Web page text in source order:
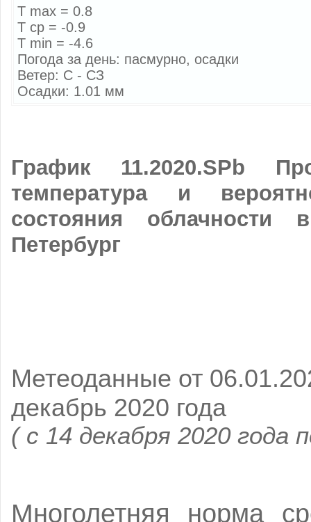
T max = 0.8
T cp = -0.9
T min = -4.6
Погода за день: пасмурно, осадки
Ветер: С - СЗ
Осадки: 1.01 мм
График 11.2020.SPb
температура и
состояния
Петербург
Метеоданные от
декабрь 2020 года
( с 14 декабря 2020 года
Многолетняя норма